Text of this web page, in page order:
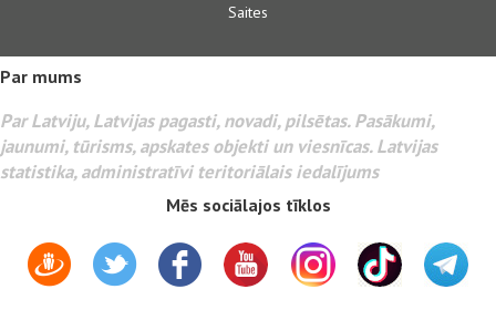
Saites
Par mums
Par Latviju, Latvijas pagasti, novadi, pilsētas. Pasākumi,
jaunumi, tūrisms, apskates objekti un viesnīcas. Latvijas
statistika, administratīvi teritoriālais iedalījums
Mēs sociālajos tīklos